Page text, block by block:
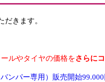
きます。
ルやタイヤの価格をさらに
ンパー専用）販売開始99.000